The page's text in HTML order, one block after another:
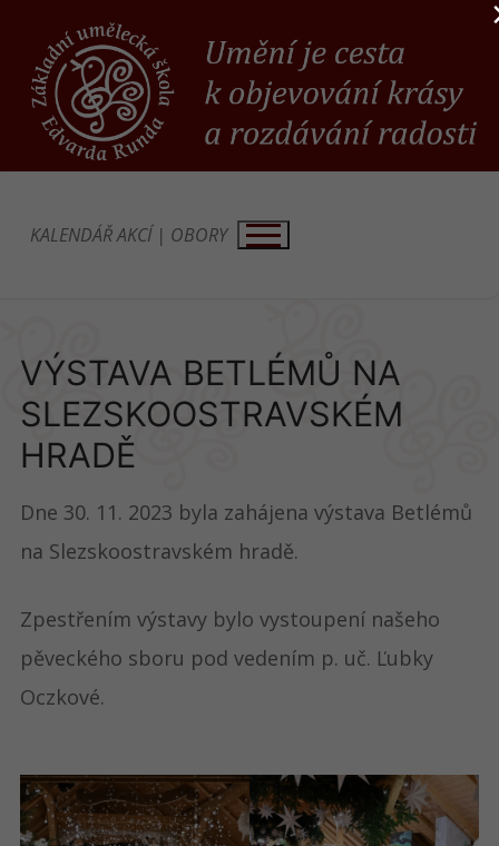
obsah
KALENDÁŘ AKCÍ| OBORY
VÝSTAVA BETLÉMŮ NA
SLEZSKOOSTRAVSKÉM
HRADĚ
Dne 30. 11. 2023 byla zahájena výstava Betlémů
na Slezskoostravském hradě.
Zpestřením výstavy bylo vystoupení našeho
pěveckého sboru pod vedením p. uč. Ľubky
Oczkové.